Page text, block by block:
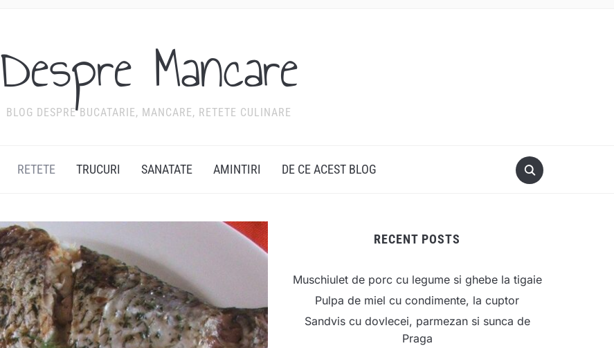
Despre Mancare
BLOG DESPRE BUCATARIE, MANCARE, RETETE CULINARE
RETETE TRUCURI SANATATE AMINTIRI DE CE ACEST BLOG
RECENT POSTS
Muschiulet de porc cu legume si ghebe la tigaie
Pulpa de miel cu condimente, la cuptor
Sandvis cu dovlecei, parmezan si sunca de
Praga